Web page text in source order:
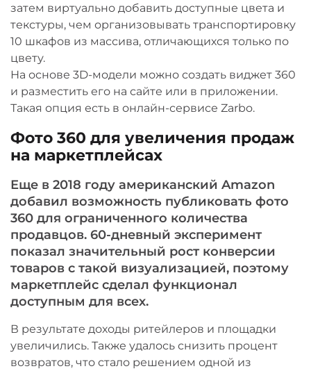
затем виртуально добавить доступные цвета и
текстуры, чем организовывать транспортировку
10 шкафов из массива, отличающихся только по
цвету.
На основе 3D-модели можно создать виджет 360
и разместить его на сайте или в приложении.
Такая опция есть в онлайн-сервисе Zarbo.
Фото 360 для увеличения продаж
на маркетплейсах
Еще в 2018 году американский Amazon
добавил возможность публиковать фото
360 для ограниченного количества
продавцов. 60-дневный эксперимент
показал значительный рост конверсии
товаров с такой визуализацией, поэтому
маркетплейс сделал функционал
доступным для всех.
В результате доходы ритейлеров и площадки
увеличились. Также удалось снизить процент
возвратов, что стало решением одной из